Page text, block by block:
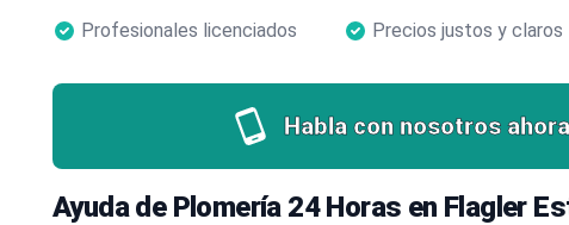
Profesionales licenciados
Precios justos y claros
Habla con nosotros
Ayuda de Plomería 24 Horas en Flagler